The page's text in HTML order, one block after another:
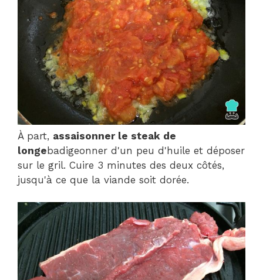
À part, assaisonner le steak de
longebadigeonner d'un peu d'huile et déposer
sur le gril. Cuire 3 minutes des deux côtés,
jusqu'à ce que la viande soit dorée.